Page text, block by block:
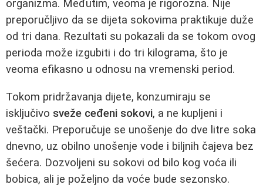
organizma. Međutim, veoma je rigorozna. Nije
preporučljivo da se dijeta sokovima praktikuje duže
od tri dana. Rezultati su pokazali da se tokom ovog
perioda može izgubiti i do tri kilograma, što je
veoma efikasno u odnosu na vremenski period.
Tokom pridržavanja dijete, konzumiraju se
isključivo sveže ceđeni sokovi, a ne kupljeni i
veštački. Preporučuje se unošenje do dve litre soka
dnevno, uz obilno unošenje vode i biljnih čajeva bez
šećera. Dozvoljeni su sokovi od bilo kog voća ili
bobica, ali je poželjno da voće bude sezonsko.